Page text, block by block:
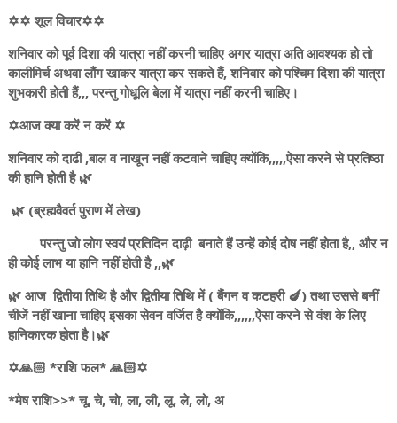
✡️✡️ शूल विचार✡️✡️
शनिवार को पूर्व दिशा की यात्रा नहीं करनी चाहिए अगर यात्रा अति आवश्यक हो तो
कालीमिर्च अथवा लौंग खाकर यात्रा कर सकते हैं, शनिवार को पश्चिम दिशा की यात्रा
शुभकारी होती हैं,,, परन्तु गोधूलि बेला में यात्रा नहीं करनी चाहिए।
✡️आज क्या करें न करें ✡️
शनिवार को दाढी ,बाल व नाखून नहीं कटवाने चाहिए क्योंकि,,,,,ऐसा करने से प्रतिष्ठा
की हानि होती है 🌿
🌿 (ब्रह्मवैवर्त पुराण में लेख)
परन्तु जो लोग स्वयं प्रतिदिन दाढ़ी बनाते हैं उन्हें कोई दोष नहीं होता है,, और न
ही कोई लाभ या हानि नहीं होती है ,,🌿
🌿 आज द्वितीया तिथि है और द्वितीया तिथि में ( बैंगन व कटहरी 🍆) तथा उससे बनीं
चीजें नहीं खाना चाहिए इसका सेवन वर्जित है क्योंकि,,,,,,ऐसा करने से वंश के लिए
हानिकारक होता है।🌿
✡️🙏🏻 *राशि फल* 🙏🏻✡️
*मेष राशि>>* चू, चे, चो, ला, ली, लू, ले, लो, अ